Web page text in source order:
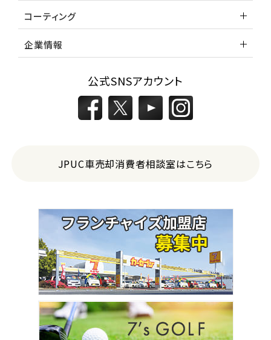
コーティング
企業情報
公式SNSアカウント
JPUC車売却消費者相談室はこちら